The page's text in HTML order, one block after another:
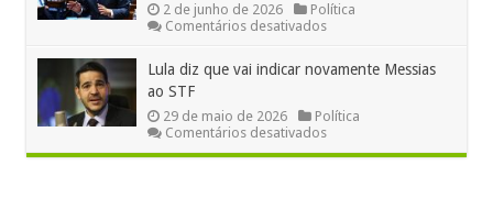
2 de junho de 2026
Política
Comentários desativadosem
Alessandro
e
reafirma
prerrogativas
parlamentares
Lula diz que vai indicar novamente Messias
ao STF
29 de maio de 2026
Política
Comentários desativadosem